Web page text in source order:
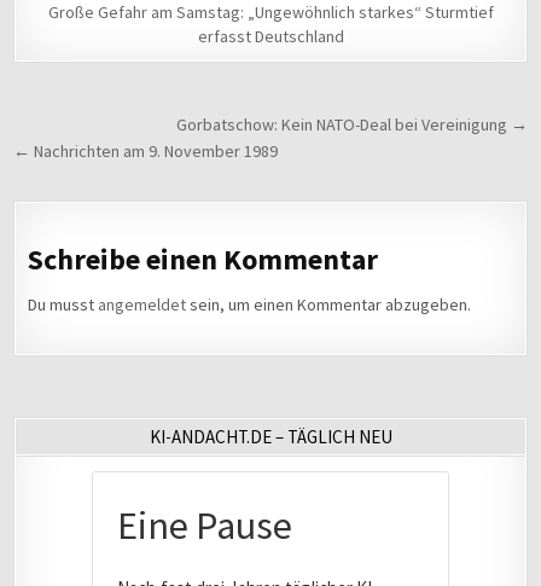
Große Gefahr am Samstag: „Ungewöhnlich starkes“ Sturmtief
erfasst Deutschland
BeitragsnavigationGorbatschow: Kein NATO-Deal bei Vereinigung →
← Nachrichten am 9. November 1989
Schreibe einen Kommentar
Du musst angemeldetsein, um einen Kommentar abzugeben.
KI-ANDACHT.DE – TÄGLICH NEU